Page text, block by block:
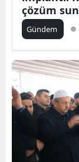
çözüm
Gündem